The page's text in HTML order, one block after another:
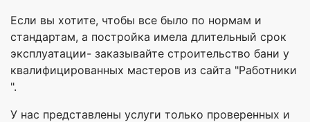
Если вы хотите, чтобы все было по нормам и
стандартам, а постройка имела длительный срок
эксплуатации- заказывайте строительство бани у
квалифицированных мастеров из сайта "Работники
".
У нас представлены услуги только проверенных и